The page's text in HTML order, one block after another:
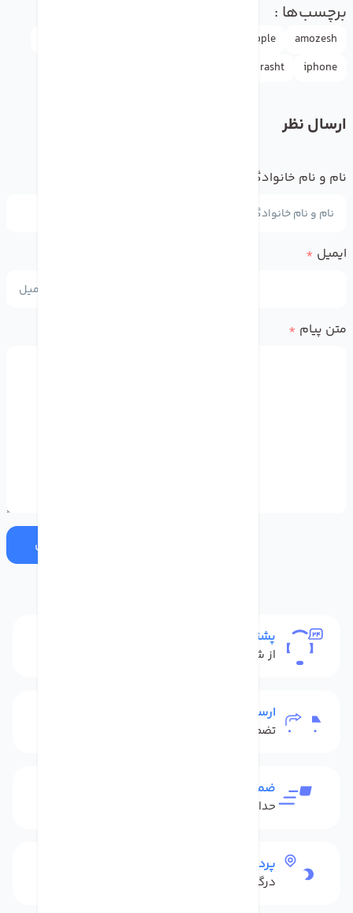
برچسب‌ها :
amozesh
Apple
iphone
rasht
ارسال نظر
نام و نام خانوادگی
ایمیل *
متن پیام *
ارسال
پشتیبانی
از شنبه تا پنج شنبه
ارسال به سراسر کشور
تضمین بهترین قیمت
ضمانت بازگشت کالا
حداکثر 48 ساعت بعداز تحویل
پرداخت امن
درگاه بانکی شاپرک